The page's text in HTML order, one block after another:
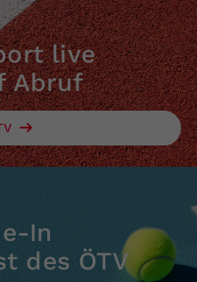
live
Abruf
In
des ÖTV